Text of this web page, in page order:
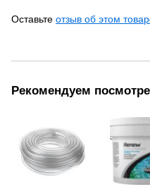
Оставьте отзыв об этом
Рекомендуем